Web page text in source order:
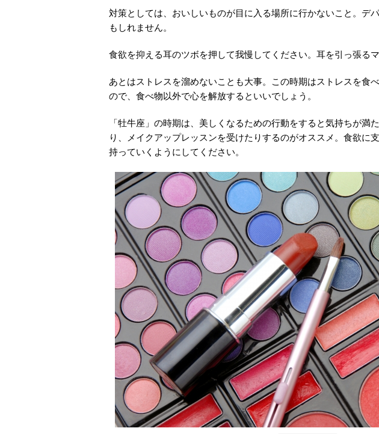
対策としては、おいしいものが目に入る場所に行かないこと。デ
もしれません。
食欲を抑える耳のツボを押して我慢してください。耳を引っ張る
あとはストレスを溜めないことも大事。この時期はストレスを食
ので、食べ物以外で心を解放するといいでしょう。
「牡牛座」の時期は、美しくなるための行動をすると気持ちが満
り、メイクアップレッスンを受けたりするのがオススメ。食欲に
持っていくようにしてください。